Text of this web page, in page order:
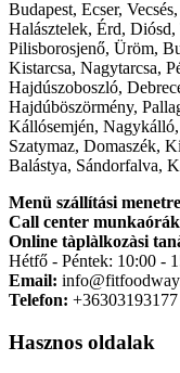
Budapest, Ecser,
Halásztelek, Érd,
Pilisborosjenő, Üröm,
Kistarcsa, Nagytarcsa,
Hajdúszoboszló,
Hajdúböszörmény,
Kállósemjén,
Szatymaz, Domaszék,
Balástya, Sándorfalva,
Menü szállítási
Call center
Online tàplàlkozàsi
Hétfő - Péntek: 10:00 -
Email:
Telefon: +36303193177
Hasznos oldalak